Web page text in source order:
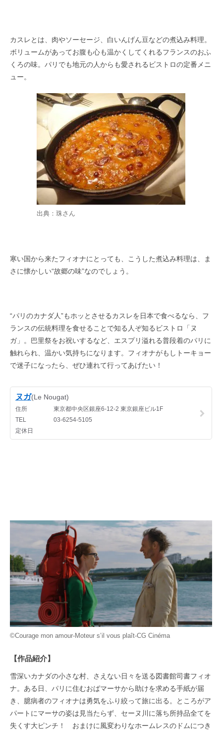
カスレとは、肉やソーセージ、白いんげん豆などの煮込み料理。
ボリュームがあってお腹も心も温かくしてくれるフランスのおふ
くろの味。パリでも地元の人からも愛されるビストロの定番メニ
ュー。
出典： 珠さん
寒い国から来たフィオナにとっても、こうした煮込み料理は、ま
さに懐かしい“故郷の味”なのでしょう。
“パリのカナダ人”もホッとさせるカスレを日本で食べるなら、フ
ランスの伝統料理を食せることで知る人ぞ知るビストロ「ヌ
ガ」。巴里祭をお祝いするなど、エスプリ溢れる普段着のパリに
触れられ、温かい気持ちになります。フィオナがもしトーキョー
で迷子になったら、ぜひ連れて行ってあげたい！
©Courage mon amour-Moteur s’il vous plaît-CG Cinéma
【作品紹介】
雪深いカナダの小さな村、さえない日々を送る図書館司書フィオ
ナ。ある日、パリに住むおばマーサから助けを求める手紙が届
き、臆病者のフィオナは勇気をふり絞って旅に出る。ところがア
パートにマーサの姿は見当たらず、セーヌ川に落ち所持品全てを
失くす大ピンチ！ おまけに風変わりなホームレスのドムにつき